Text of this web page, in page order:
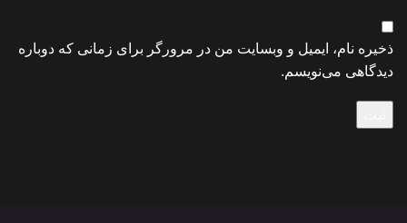
ذخیره نام، ایمیل و وبسایت من در مرورگر برای زمانی که دوباره
دیدگاهی می‌نویسم.